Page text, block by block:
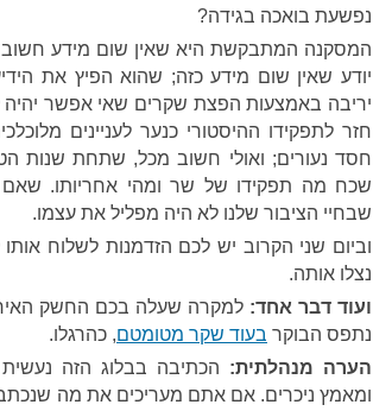
נפשעת בואכה בגידה?
המסקנה המתבקשת היא שאין שום מידע
יודע שאין שום מידע כזה; שהוא הפיץ את
יריבה באמצעות הפצת שקרים שאי אפשר
חזר לתפקידו ההיסטורי כנער לעניינים
חסד נעורים; ואולי חשוב מכל, שתחת שנות
שכח מה תפקידו של שר ומהי אחריותו. שאם
שבחיי הציבור שלנו לא היה מפליל את עצמו.
וביום שני הקרוב יש לכם הזדמנות לשלוח
נצלו אותה.
ועוד דבר אחד: למקרה שעלה בכם החשק
נתפס הבוקר בעוד שקר מטומטם, כהרגלו.
הערה מנהלתית: הכתיבה בבלוג הזה
ומאמץ ניכרים. אם אתם מעריכים את מה